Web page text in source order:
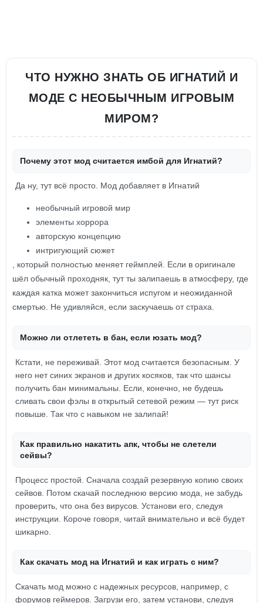
ЧТО НУЖНО ЗНАТЬ ОБ ИГНАТИЙ И
МОДЕ С НЕОБЫЧНЫМ ИГРОВЫМ
МИРОМ?
Почему этот мод считается имбой для Игнатий?
Да ну, тут всё просто. Мод добавляет в Игнатий
необычный игровой мир
элементы хоррора
авторскую концепцию
интригующий сюжет
, который полностью меняет геймплей. Если в оригинале
шёл обычный проходняк, тут ты залипаешь в атмосферу, где
каждая катка может закончиться испугом и неожиданной
смертью. Не удивляйся, если заскучаешь от страха.
Можно ли отлететь в бан, если юзать мод?
Кстати, не переживай. Этот мод считается безопасным. У
него нет синих экранов и других косяков, так что шансы
получить бан минимальны. Если, конечно, не будешь
сливать свои фэлы в открытый сетевой режим — тут риск
повыше. Так что с навыком не залипай!
Как правильно накатить апк, чтобы не слетели
сейвы?
Процесс простой. Сначала создай резервную копию своих
сейвов. Потом скачай последнюю версию мода, не забудь
проверить, что она без вирусов. Установи его, следуя
инструкции. Короче говоря, читай внимательно и всё будет
шикарно.
Как скачать мод на Игнатий и как играть с ним?
Скачать мод можно с надежных ресурсов, например, с
форумов геймеров. Загрузи его, затем установи, следуя